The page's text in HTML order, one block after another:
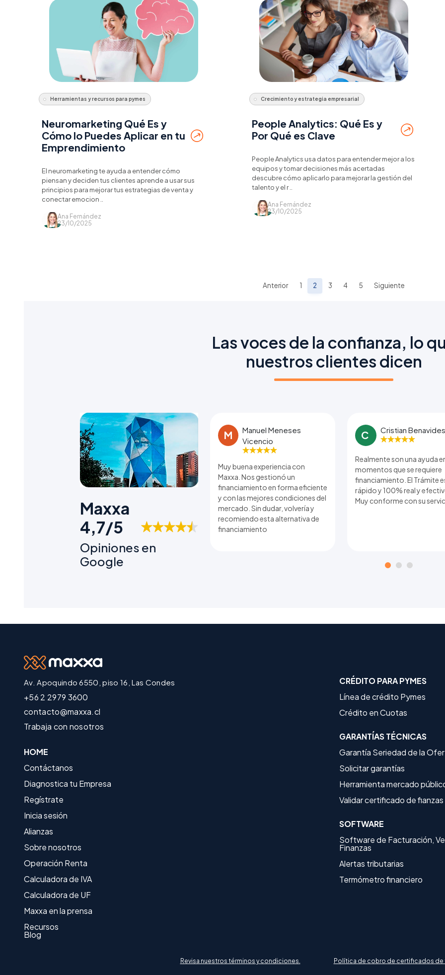
Herramientas y recursos para pymes
Neuromarketing Qué Es y
Cómo lo Puedes Aplicar en tu
Emprendimiento
El neuromarketing te ayuda a entender cómo
piensan y deciden tus clientes aprende a usar sus
principios para mejorar tus estrategias de venta y
conectar emocion ..
Ana Fernández
23/10/2025
Crecimiento y estrategia empresarial
People Analytics: Qué Es y
Por Qué es Clave
People Analytics usa datos para entender mejor a los
equipos y tomar decisiones más acertadas
descubre cómo aplicarlo para mejorar la gestión del
talento y el r ..
Ana Fernández
23/10/2025
Anterior 1 2 3 4 5 Siguiente
Las voces de la confianza, lo
nuestros clientes dicen
Maxxa
4,7/5
Opiniones en
Google
M
Manuel Meneses
Vicencio
Muy buena experiencia con
Maxxa. Nos gestionó un
financiamiento en forma eficiente
y con las mejores condiciones del
mercado. Sin dudar, volvería y
recomiendo esta alternativa de
financiamiento
C Cristian Benavides
Realmente son una ayuda
momentos que se requiere
financiamiento. El Trámite
rápido y 100% real y
Muy conforme con su
Av. Apoquindo 6550, piso 16, Las Condes
+56 2 2979 3600
contacto@maxxa.cl
Trabaja con nosotros
HOME
Contáctanos
Diagnostica tu Empresa
Regístrate
Inicia sesión
Alianzas
Sobre nosotros
Operación Renta
Calculadora de IVA
Calculadora de UF
Maxxa en la prensa
Recursos
Blog
CRÉDITO PARA PYMES
Línea de crédito Pymes
Crédito en Cuotas
GARANTÍAS TÉCNICAS
Garantía Seriedad de la
Solicitar garantías
Herramienta mercado
Validar certificado de fianzas
SOFTWARE
Software de Facturación,
Finanzas
Alertas tributarias
Termómetro financiero
Revisa nuestros términos y condiciones. Política de cobro de certificados de